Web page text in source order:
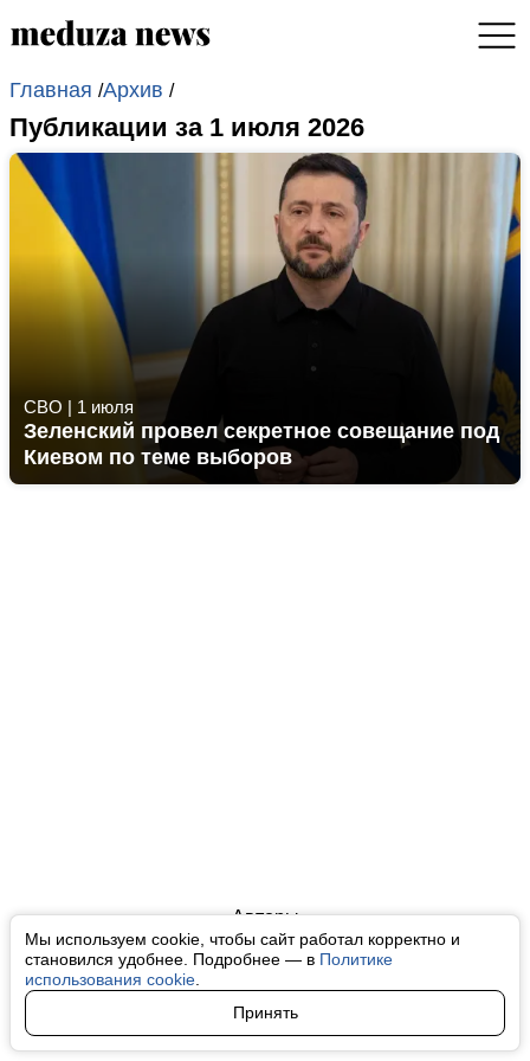
Мы используем cookie, чтобы сайт работал корректно и
становился удобнее. Подробнее — в Политике
использования cookie
Принять
Главная /Архив /
Публикации за 1 июля 2026
СВО | 1 июля
Зеленский провел секретное совещание под
Киевом по теме выборов
Авторы
О нас
Архив
Условия использования cookie